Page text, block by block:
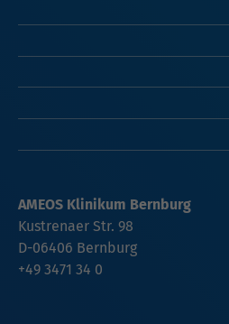
AMEOS Klinikum Bernburg
Kustrenaer Str. 98
D-06406 Bernburg
+49 3471 34 0